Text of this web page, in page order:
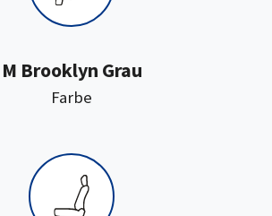
Farbe
M Brooklyn Grau